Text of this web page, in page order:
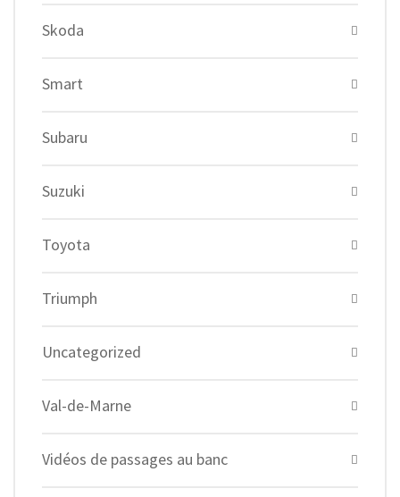
Skoda
Smart
Subaru
Suzuki
Toyota
Triumph
Uncategorized
Val-de-Marne
Vidéos de passages au banc